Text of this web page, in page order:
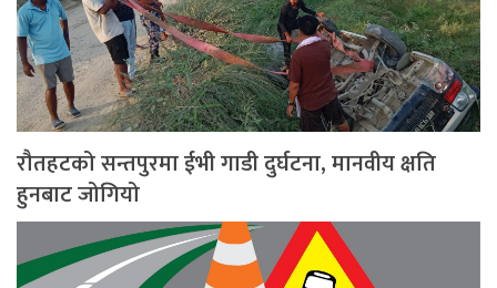
रौतहटको सन्तपुरमा ईभी गाडी दुर्घटना, मानवीय क्षति
हुनबाट जोगियो